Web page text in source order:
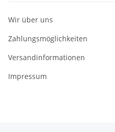
Wir über uns
Zahlungsmöglichkeiten
Versandinformationen
Impressum